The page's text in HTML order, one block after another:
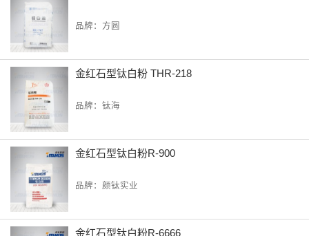
品牌：方圆
金红石型钛白粉 THR-218
品牌：钛海
金红石型钛白粉R-900
品牌：颜钛实业
金红石型钛白粉R-6666